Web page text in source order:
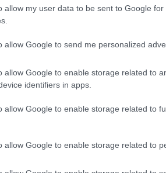
allow my user data to be sent to Google
allow Google to send me personalized
allow Google to enable storage related to
identifiers in apps.
allow Google to enable storage related to
allow Google to enable storage related to
fenomeno del caro-voli e raggiungere
diventa…
A Olbia e in Gallura la Pasqua è
Sardegna. E’ il grido…